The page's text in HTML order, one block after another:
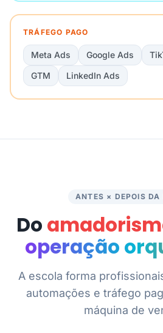
TRÁFEGO PAGO
Meta Ads Google Ads
GTM
LinkedIn Ads
ANTES × DEPOIS DA
Do
operação
A escola forma
automações e tráfego
máquina de